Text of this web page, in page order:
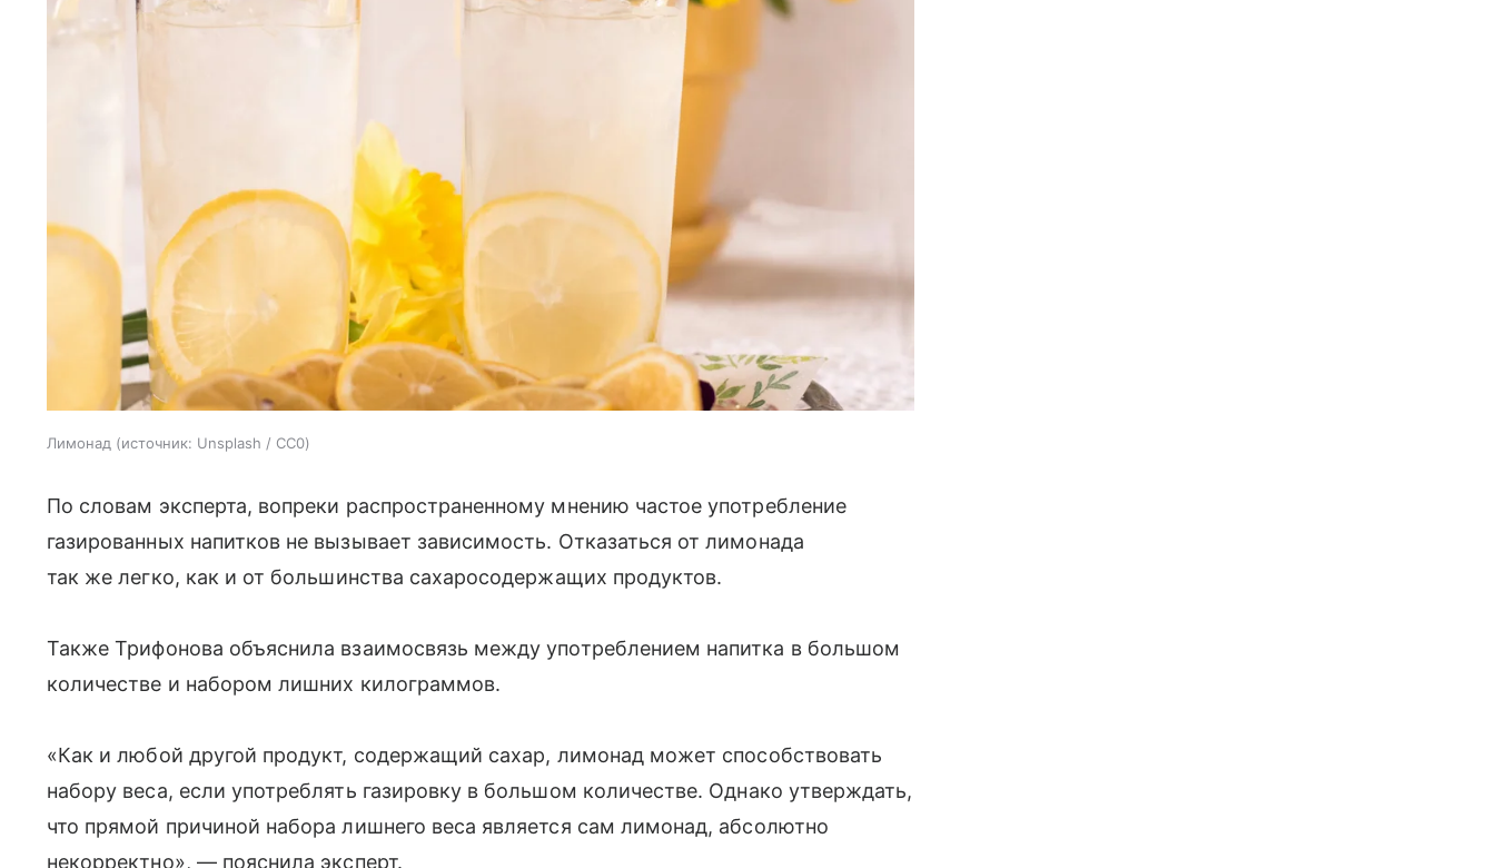
Лимонад источник: Unsplash / CC0
По словам эксперта, вопреки распространенному мнению частое употребление
газированных напитков не вызывает зависимость. Отказаться от лимонада
так же легко, как и от большинства сахаросодержащих продуктов.
Также Трифонова объяснила взаимосвязь между употреблением напитка в большом
количестве и набором лишних килограммов.
«Как и любой другой продукт, содержащий сахар, лимонад может способствовать
набору веса, если употреблять газировку в большом количестве. Однако утверждать,
что прямой причиной набора лишнего веса является сам лимонад, абсолютно
некорректно», — пояснила эксперт.